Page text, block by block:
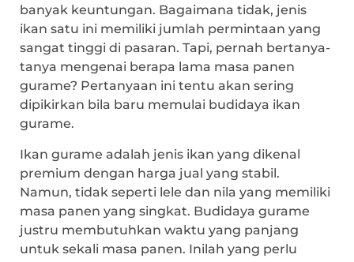
banyak keuntungan. Bagaimana tidak, jenis
ikan satu ini memiliki jumlah permintaan yang
sangat tinggi di pasaran. Tapi, pernah bertanya-
tanya mengenai berapa lama masa panen
gurame? Pertanyaan ini tentu akan sering
dipikirkan bila baru memulai budidaya ikan
gurame.
Ikan gurame adalah jenis ikan yang dikenal
premium dengan harga jual yang stabil.
Namun, tidak seperti lele dan nila yang memiliki
masa panen yang singkat. Budidaya gurame
justru membutuhkan waktu yang panjang
untuk sekali masa panen. Inilah yang perlu